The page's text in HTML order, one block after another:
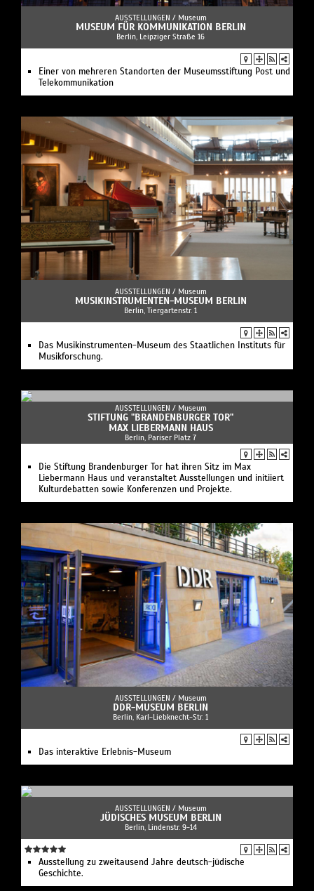
AUSSTELLUNGEN / Museum
MUSEUM FÜR KOMMUNIKATION BERLIN
Berlin, Leipziger Straße 16
Einer von mehreren Standorten der Museumsstiftung Post und
Telekommunikation
AUSSTELLUNGEN / Museum
MUSIKINSTRUMENTEN-MUSEUM BERLIN
Berlin, Tiergartenstr. 1
Das Musikinstrumenten-Museum des Staatlichen Instituts für
Musikforschung.
AUSSTELLUNGEN / Museum
STIFTUNG "BRANDENBURGER TOR"
MAX LIEBERMANN HAUS
Berlin, Pariser Platz 7
Die Stiftung Brandenburger Tor hat ihren Sitz im Max
Liebermann Haus und veranstaltet Ausstellungen und initiiert
Kulturdebatten sowie Konferenzen und Projekte.
AUSSTELLUNGEN / Museum
DDR-MUSEUM BERLIN
Berlin, Karl-Liebknecht-Str. 1
Das interaktive Erlebnis-Museum
AUSSTELLUNGEN / Museum
JÜDISCHES MUSEUM BERLIN
Berlin, Lindenstr. 9-14
Ausstellung zu zweitausend Jahre deutsch-jüdische
Geschichte.